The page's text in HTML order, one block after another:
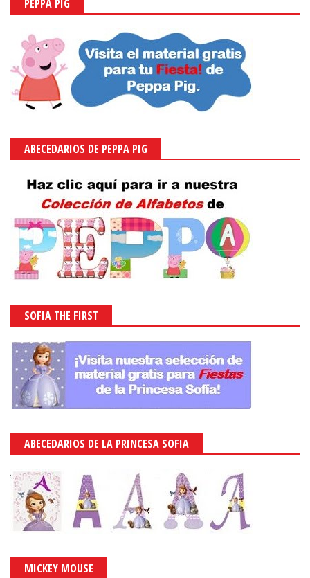
PEPPA PIG
ABECEDARIOS DE PEPPA PIG
SOFIA THE FIRST
ABECEDARIOS DE LA PRINCESA SOFIA
MICKEY MOUSE